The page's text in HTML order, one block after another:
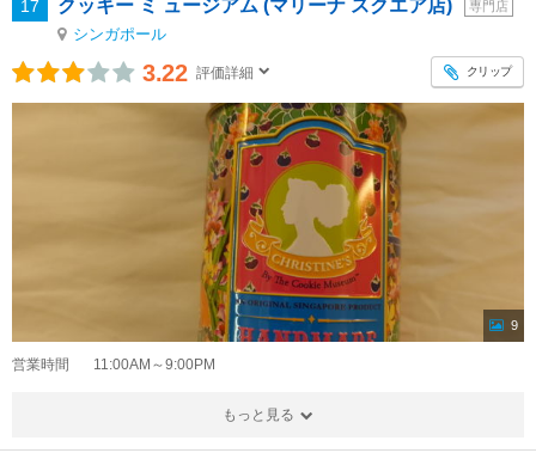
17 クッキー ミ ュージアム (マリーナ スクエア店) 専門店
シンガポール
3.22 評価詳細 クリップ
9
営業時間 11:00AM～9:00PM
もっと見る